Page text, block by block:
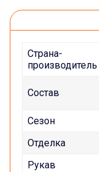
Страна-
производитель
Состав
Сезон
Отделка
Рукав